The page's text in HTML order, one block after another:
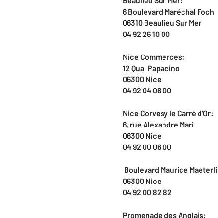
6 Boulevard Maréchal Foch
06310 Beaulieu Sur Mer
04 92 26 10 00
Nice Commerces:
12 Quai Papacino
06300 Nice
04 92 04 06 00
Nice Corvesy le Carré d'Or:
6, rue Alexandre Mari
06300 Nice
04 92 00 06 00
Boulevard Maurice
06300 Nice
04 92 00 82 82
Promenade des Anglais: